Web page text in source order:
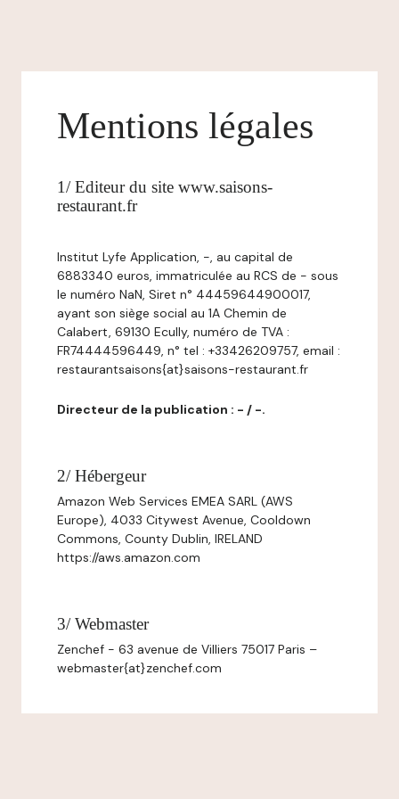
Mentions légales
1/ Editeur du site www.saisons-
restaurant.fr
Institut Lyfe Application, -, au capital de
6883340 euros, immatriculée au RCS de - sous
le numéro NaN, Siret n° 44459644900017,
ayant son siège social au 1A Chemin de
Calabert, 69130 Ecully, numéro de TVA :
FR74444596449, n° tel : +33426209757, email :
restaurantsaisons{at}saisons-restaurant.fr
Directeur de la publication : - / -.
2/ Hébergeur
Amazon Web Services EMEA SARL (AWS
Europe), 4033 Citywest Avenue, Cooldown
Commons, County Dublin, IRELAND
https://aws.amazon.com
3/ Webmaster
Zenchef - 63 avenue de Villiers 75017 Paris –
webmaster{at}zenchef.com